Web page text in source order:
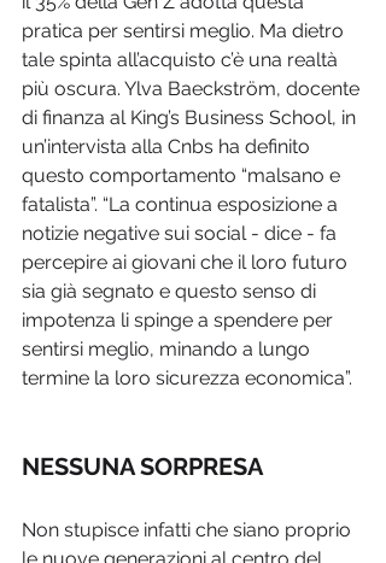
pratica per sentirsi meglio. Ma dietro
tale spinta all’acquisto c’è una realtà
più oscura. Ylva Baeckström, docente
di finanza al King’s Business School, in
un’intervista alla Cnbs ha definito
questo comportamento “malsano e
fatalista”. “La continua esposizione a
notizie negative sui social - dice - fa
percepire ai giovani che il loro futuro
sia già segnato e questo senso di
impotenza li spinge a spendere per
sentirsi meglio, minando a lungo
termine la loro sicurezza economica”.
NESSUNA SORPRESA
Non stupisce infatti che siano proprio